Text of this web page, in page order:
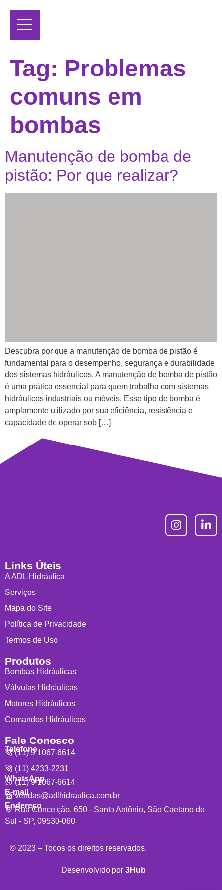
Tag: Problemas
comuns em
bombas
Manutenção de bomba de
pistão: Por que realizar?
Descubra por que a manutenção de bomba de pistão é
fundamental para o desempenho, segurança e durabilidade
dos sistemas hidráulicos. A manutenção de bomba de pistão
é uma prática essencial para quem trabalha com sistemas
hidráulicos industriais ou móveis. Esse tipo de bomba é
amplamente utilizado por sua eficiência, resistência e
capacidade de operar sob […]
Links Úteis
A ADL Hidráulica
Serviços
Mapa do Site
Política de Privacidade
Termos de Uso
Produtos
Bombas Hidráulicas
Válvulas Hidráulicas
Motores Hidráulicos
Comandos Hidráulicos
Fale Conosco
Telefone
(11) 9 1067-6614
(11) 4233-2231
WhatsApp
(11) 9 1067-6614
E-mail
vendas@adlhidraulica.com.br
Endereço
Rua Conceição, 650 - Santo Antônio, São Caetano do
Sul - SP, 09530-060
© 2023 – Todos os direitos reservados.
Desenvolvido por 3Hub